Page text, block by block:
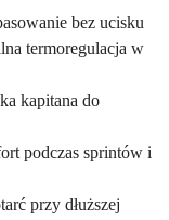
bez ucisku
termoregulacja w
kapitana do
podczas sprintów i
przy dłuższej